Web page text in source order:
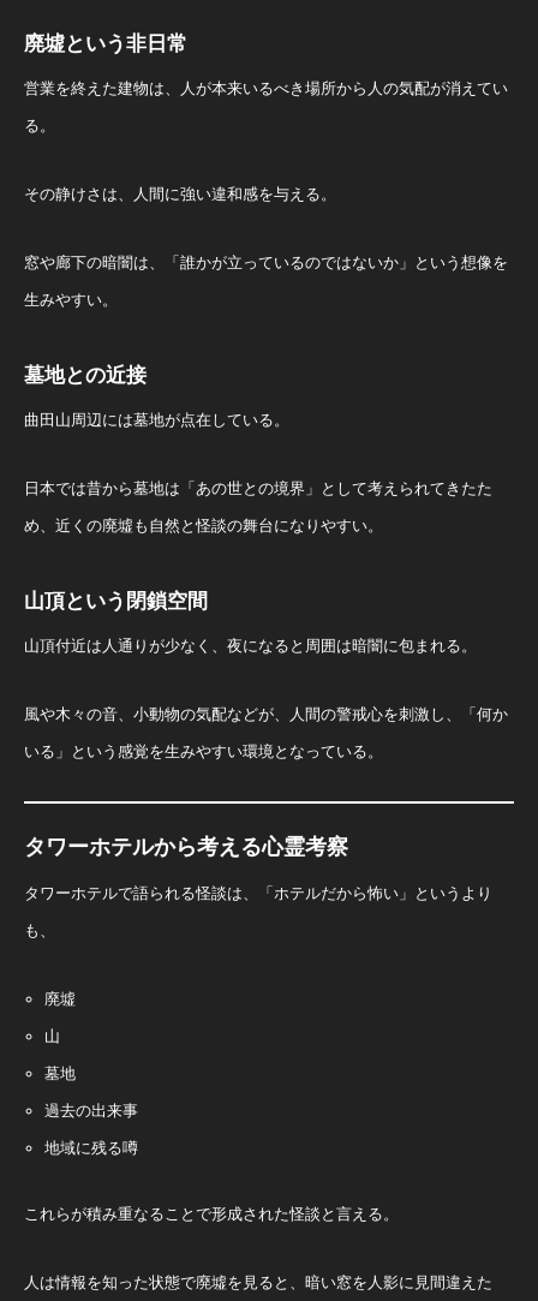
廃墟という非日常
営業を終えた建物は、人が本来いるべき場所から人の気配が消えてい
る。
その静けさは、人間に強い違和感を与える。
窓や廊下の暗闇は、「誰かが立っているのではないか」という想像を
生みやすい。
墓地との近接
曲田山周辺には墓地が点在している。
日本では昔から墓地は「あの世との境界」として考えられてきたた
め、近くの廃墟も自然と怪談の舞台になりやすい。
山頂という閉鎖空間
山頂付近は人通りが少なく、夜になると周囲は暗闇に包まれる。
風や木々の音、小動物の気配などが、人間の警戒心を刺激し、「何か
いる」という感覚を生みやすい環境となっている。
タワーホテルから考える心霊考察
タワーホテルで語られる怪談は、「ホテルだから怖い」というより
も、
廃墟
山
墓地
過去の出来事
地域に残る噂
これらが積み重なることで形成された怪談と言える。
人は情報を知った状態で廃墟を見ると、暗い窓を人影に見間違えた